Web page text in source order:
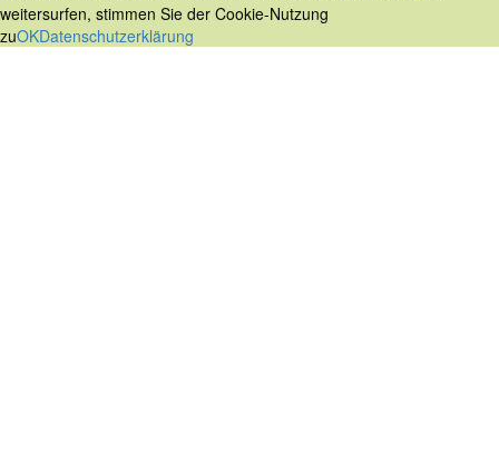
weitersurfen, stimmen Sie der Cookie-Nutzung
zuOKDatenschutzerklärung